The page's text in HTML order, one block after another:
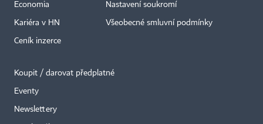
Economia
Kariéra v HN
Ceník inzerce
Nastavení soukromí
Všeobecné smluvní podmínky
Koupit / darovat předplatné
Eventy
Newslettery